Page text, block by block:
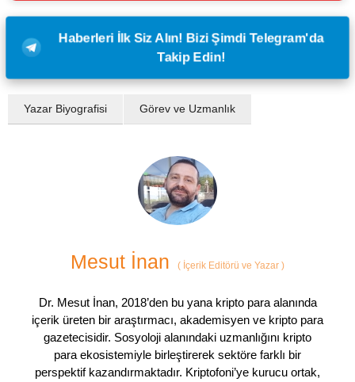
Haberleri İlk Siz Alın! Bizi Şimdi Telegram'da
Takip Edin!
Yazar Biyografisi Görev ve Uzmanlık
Mesut İnan ( İçerik Editörü ve Yazar )
Dr. Mesut İnan, 2018’den bu yana kripto para alanında
içerik üreten bir araştırmacı, akademisyen ve kripto para
gazetecisidir. Sosyoloji alanındaki uzmanlığını kripto
para ekosistemiyle birleştirerek sektöre farklı bir
perspektif kazandırmaktadır. Kriptofoni’ye kurucu ortak,